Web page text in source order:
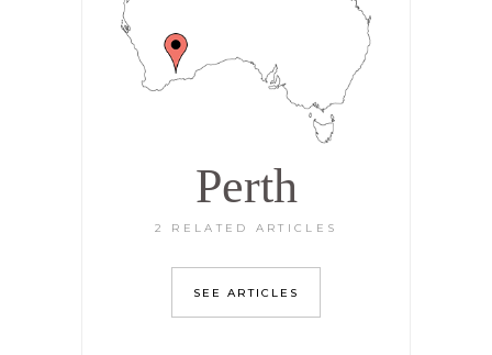
Perth
2 RELATED ARTICLES
SEE ARTICLES